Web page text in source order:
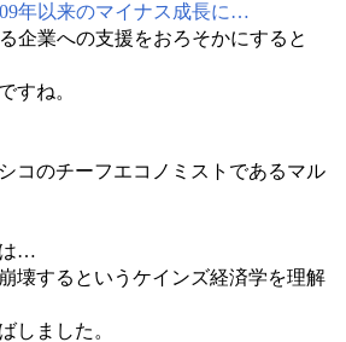
年以来のマイナス成長に…
企業への支援をおろそかにすると
すね。
コのチーフエコノミストであるマル
は…
壊するというケインズ経済学を理解
しました。